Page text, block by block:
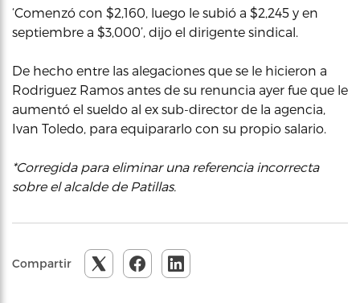
‘Comenzó con $2,160, luego le subió a $2,245 y en
septiembre a $3,000’, dijo el dirigente sindical.
De hecho entre las alegaciones que se le hicieron a
Rodriguez Ramos antes de su renuncia ayer fue que le
aumentó el sueldo al ex sub-director de la agencia,
Ivan Toledo, para equipararlo con su propio salario.
*Corregida para eliminar una referencia incorrecta
sobre el alcalde de Patillas.
Compartir